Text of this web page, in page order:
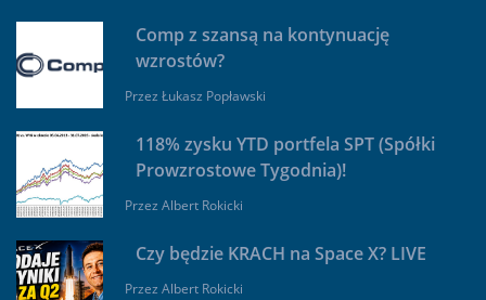
Comp z szansą na kontynuację
wzrostów?
Przez Łukasz Popławski
118% zysku YTD portfela SPT (Spółki
Prowzrostowe Tygodnia)!
Przez Albert Rokicki
Czy będzie KRACH na Space X? LIVE
Przez Albert Rokicki